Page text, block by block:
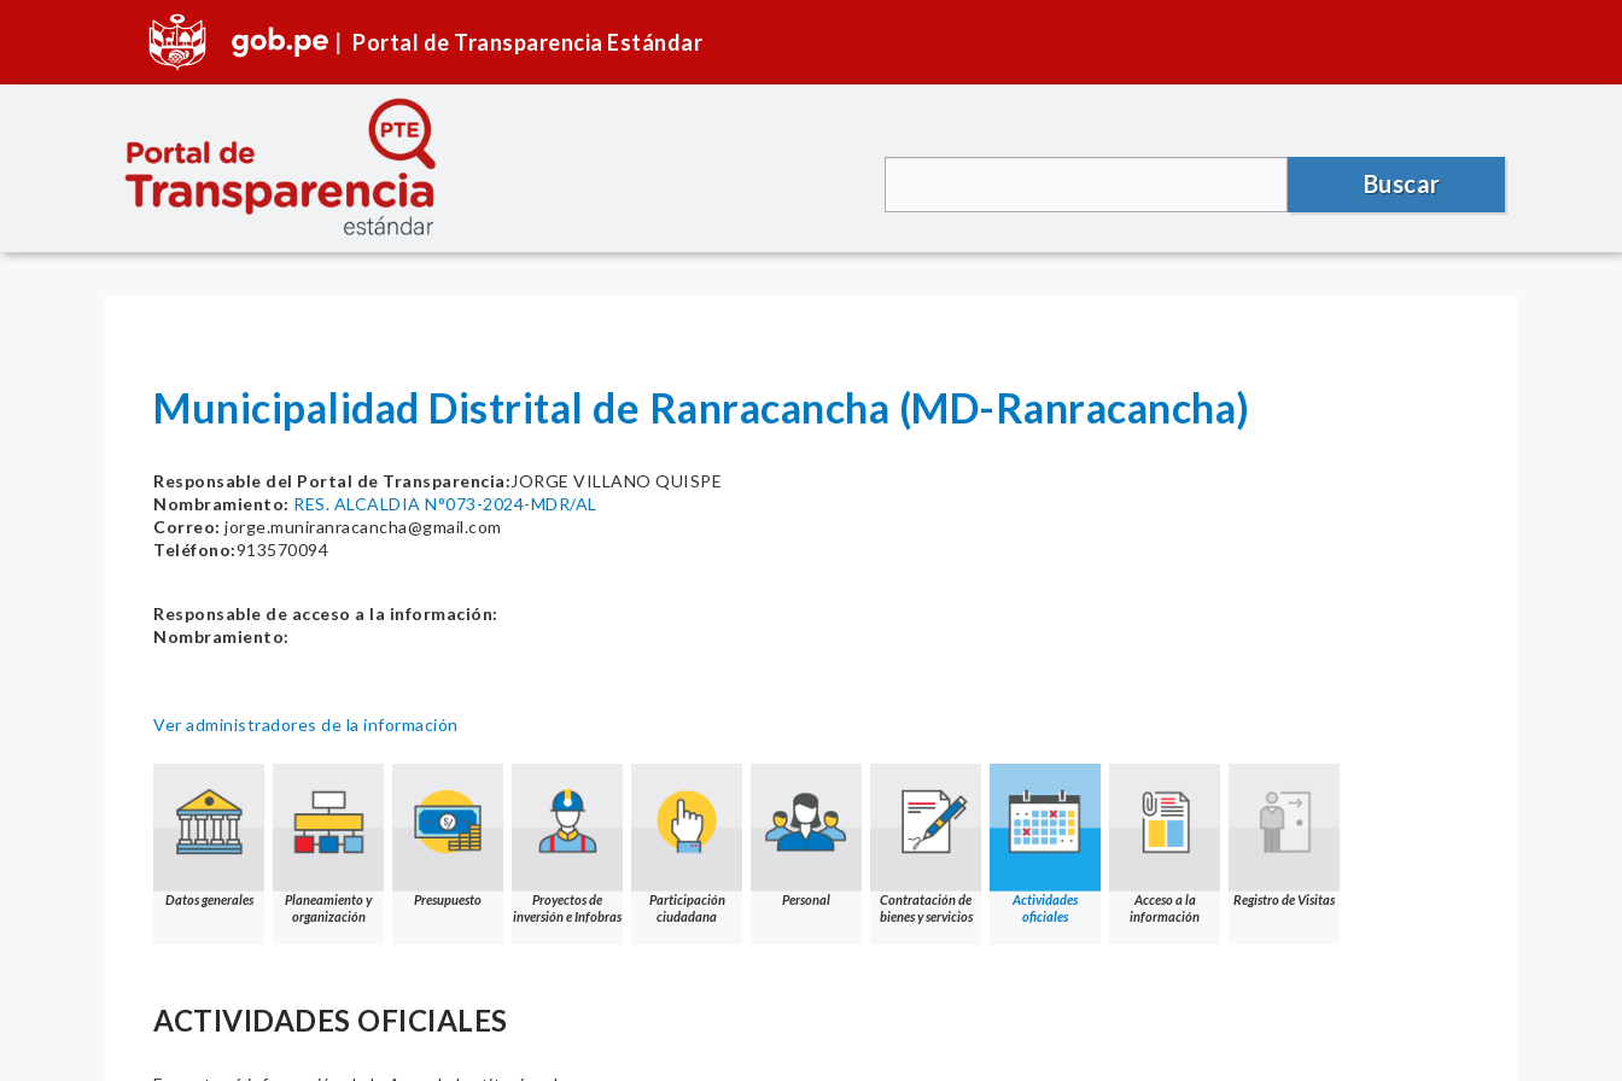
Portal de Transparencia Estándar
Buscar
Municipalidad Distrital de Ranracancha (MD-Ranracancha)
Responsable del Portal de Transparencia: JORGE VILLANO QUISPE
Nombramiento: RES. ALCALDIA N°073-2024-MDR/AL
Correo: jorge.muniranracancha@gmail.com
Teléfono:913570094
Responsable de acceso a la información:
Nombramiento:
Ver administradores de la información
Datos generales
Planeamiento y
organización
Presupuesto
Proyectos de
inversión e Infobras
Participación
ciudadana
Personal
Contratación de
bienes y servicios
Actividades
oficiales
Acceso a la
información
Registro de Visitas
ACTIVIDADES OFICIALES